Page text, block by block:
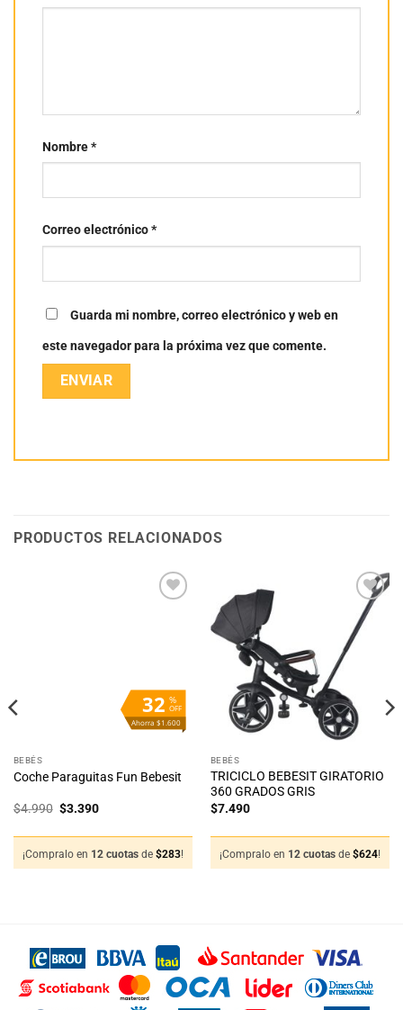
Nombre*
Correo electrónico*
Guarda mi nombre, correo electrónico y web en
este navegador para la próxima vez que comente.
PRODUCTOS RELACIONADOS
%
OFF
32
Ahorra $1.600
BEBÉS
Coche Paraguitas Fun Bebesit
$4.990 El
precio
era:
$4.990.
$3.390El
es:
$3.390.
¡Compralo en 12 cuotas de $283!
Añadir
a la
lista
BEBÉS
TRICICLO BEBESIT GIRATORIO
360 GRADOS GRIS
$7.490
¡Compralo en 12 cuotas de $624!